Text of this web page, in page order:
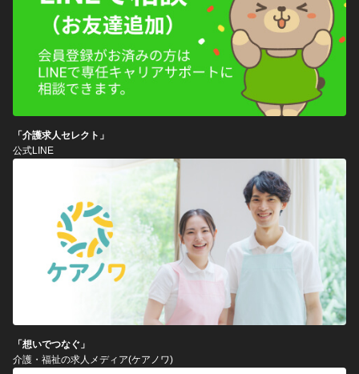
「介護求人セレクト」
公式LINE
「想いでつなぐ」
介護・福祉の求人メディア(ケアノワ)